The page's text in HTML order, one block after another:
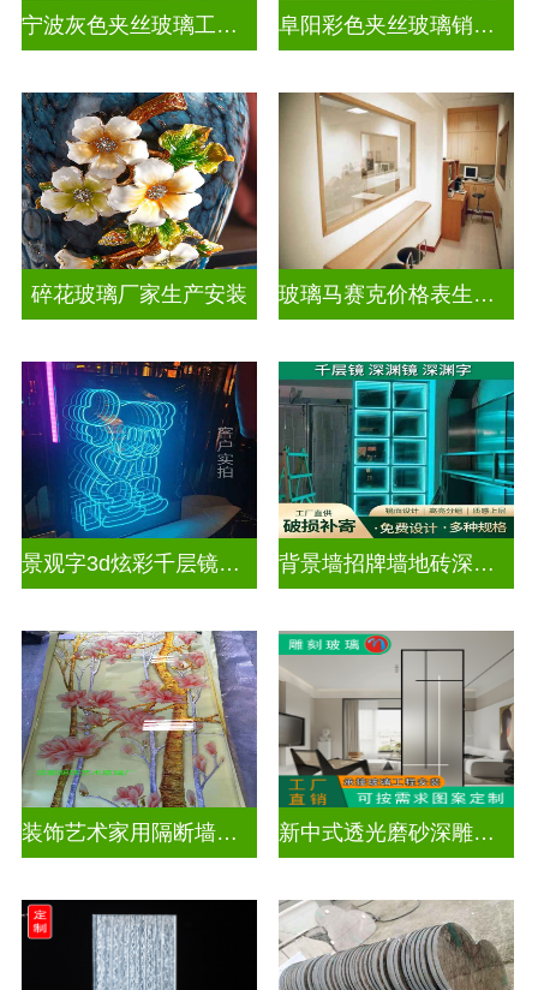
宁波灰色夹丝玻璃工厂招聘 阜阳彩色夹丝玻璃销售电话
碎花玻璃厂家生产安装 玻璃马赛克价格表生产电话
景观字3d炫彩千层镜深渊镜 背景墙招牌墙地砖深渊镜千层镜
装饰艺术家用隔断墙深雕玻璃 新中式透光磨砂深雕玻璃